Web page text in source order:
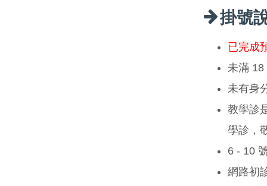
掛號
已完成
未滿 18
未有身
教學診
學診，
6 - 10
網路初